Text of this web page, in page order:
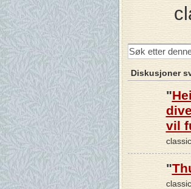
Diskusjoner
"
vil
"